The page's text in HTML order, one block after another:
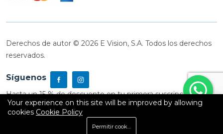
Derechos de autor © 2026 E Vision, S.A. Todos los derechos
reservados.
Síguenos
Hasta un 15 % de descuento en tu primera suscripción
Carrito
Your experience on this site will be improved by allowing
cookies Cookie Policy
Permitir cookies